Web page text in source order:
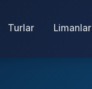
Turlar Limanlar